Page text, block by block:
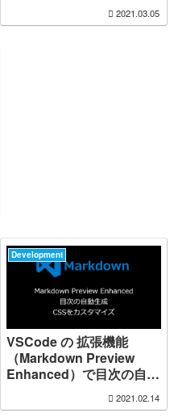
2021.03.05
Development
VSCode の 拡張機能
（Markdown Preview
Enhanced）で目次の自動
スタマイズする
2021.02.14